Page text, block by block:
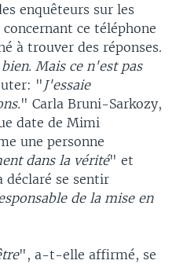
enquêteurs sur les
ce téléphone
à trouver des réponses.
Mais ce n'est pas
" J'essaie
" Carla Bruni-Sarkozy,
date de Mimi
une personne
dans la vérité" et
déclaré se sentir
de la mise en
", a-t-elle affirmé, se